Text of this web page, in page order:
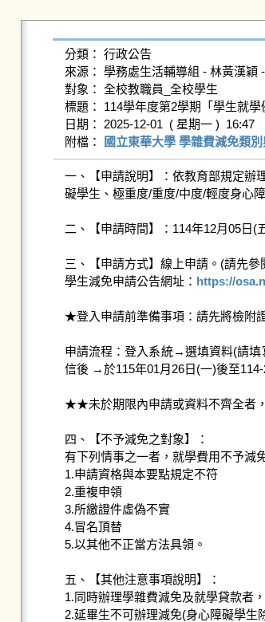
分類： 行政公告
來源： 學務處生活輔導組 - 林黃漢穎
對象： 全校教職員_全校學生
標題： 114學年度第2學期「學生就
日期： 2025-12-01  ( 星期一 )  16:47
附檔：
國立東華大學 學雜費減免類
一、【申請說明】：依教育部規定辦
礙學生、極重度/重度/中度/輕度身心
二、【申請時間】：114年12月05日(
三、【申請方式】線上申請。(請先
學生減免申請公告網址： https://
★登入申請前準備事項：請先將檢附
申請流程：登入系統→選填資料(請
信後 →於115年01月26日(一)後至
★★未於期限內申請或資料不齊全者
四、【不予減免之對象】：
有下列情事之一者，就學費用不予減
1.申請資格與本要點規定不符
2.重複申領
3.所繳證件虛偽不實
4.冒名頂替
5.以其他不正當方法具領。
五、【其他注意事項說明】：
1.同時辦理學雜費減免及就學貸款者
2.延畢生不可辦理減免(身心障礙學生